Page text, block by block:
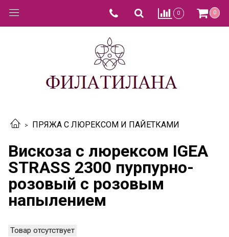
0 0
ПРЯЖА С ЛЮРЕКСОМ И ПАЙЕТКАМИ
Вискоза с люрексом IGEA
STRASS 2300 пурпурно-
розовый с розовым
напылением
Товар отсутствует